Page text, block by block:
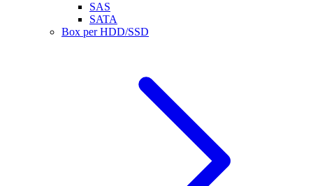
SAS
SATA
Box per HDD/SSD